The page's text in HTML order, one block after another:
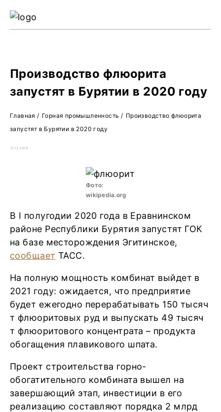
Производство флюорита
запустят в Бурятии в 2020 году
Главная / Горная промышленность / Производство флюорита
запустят в Бурятии в 2020 году
12.12.2019
Фото:
wikipedia.org
В I полугодии 2020 года в Еравнинском
районе Республики Бурятия запустят ГОК
на базе месторождения Эгитинское,
сообщает ТАСС.
На полную мощность комбинат выйдет в
2021 году: ожидается, что предприятие
будет ежегодно перерабатывать 150 тысяч
т флюоритовых руд и выпускать 49 тысяч
т флюоритового концентрата – продукта
обогащения плавикового шпата.
Проект строительства горно-
обогатительного комбината вышел на
завершающий этап, инвестиции в его
реализацию составляют порядка 2 млрд